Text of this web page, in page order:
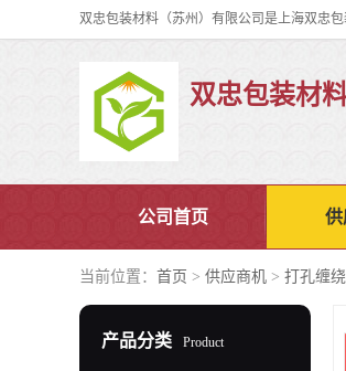
双忠包装材
公司首页 供
当前位置： 首页 > 供应商机 > 打孔缠
产品分类 Product